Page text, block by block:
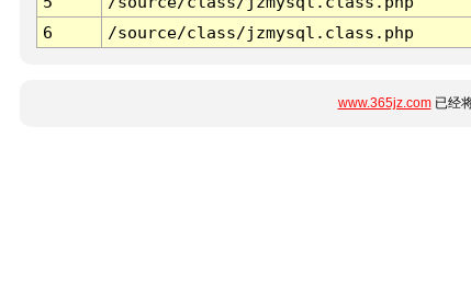
6
/source/class/jzmysql.class.php
www.365jz.com已经